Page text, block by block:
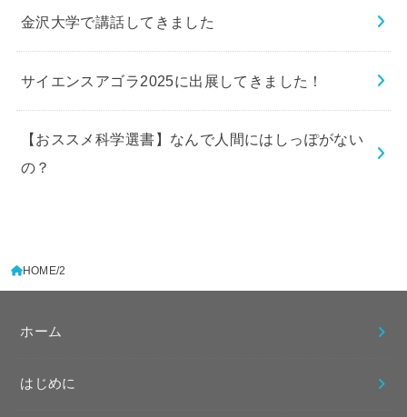
金沢大学で講話してきました
サイエンスアゴラ2025に出展してきました！
【おススメ科学選書】なんで人間にはしっぽがない
の？
HOME 2
ホーム
はじめに